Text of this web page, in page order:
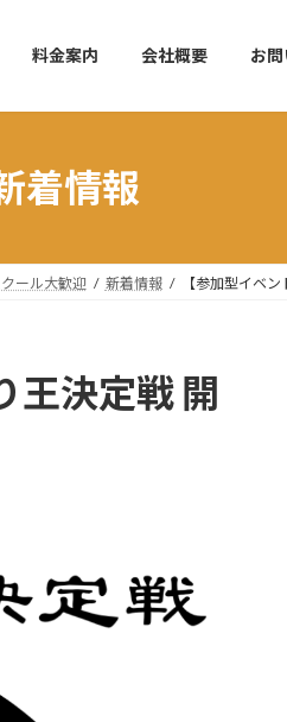
料金案内 会社概要 お
着情報
ール大歓迎 新着情報 【参加型イベ
王決定戦 開